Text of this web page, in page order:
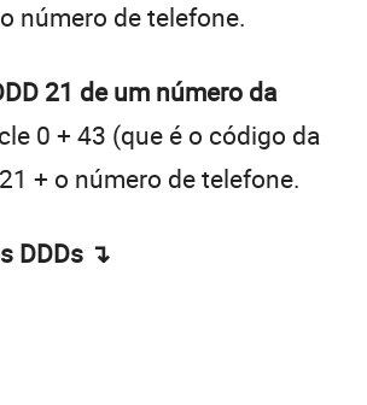
número de telefone.
21 de um número da
0 + 43 (que é o código da
+ o número de telefone.
DDDs ↴